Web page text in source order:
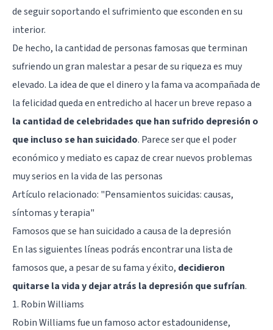
de seguir soportando el sufrimiento que esconden en su
interior.
De hecho, la cantidad de personas famosas que terminan
sufriendo un gran malestar a pesar de su riqueza es muy
elevado. La idea de que el dinero y la fama va acompañada de
la felicidad queda en entredicho al hacer un breve repaso a
la cantidad de celebridades que han sufrido depresión o
que incluso se han suicidado. Parece ser que el poder
económico y mediato es capaz de crear nuevos problemas
muy serios en la vida de las personas
Artículo relacionado: "Pensamientos suicidas: causas,
síntomas y terapia"
Famosos que se han suicidado a causa de la depresión
En las siguientes líneas podrás encontrar una lista de
famosos que, a pesar de su fama y éxito, decidieron
quitarse la vida y dejar atrás la depresión que sufrían.
1. Robin Williams
Robin Williams fue un famoso actor estadounidense,